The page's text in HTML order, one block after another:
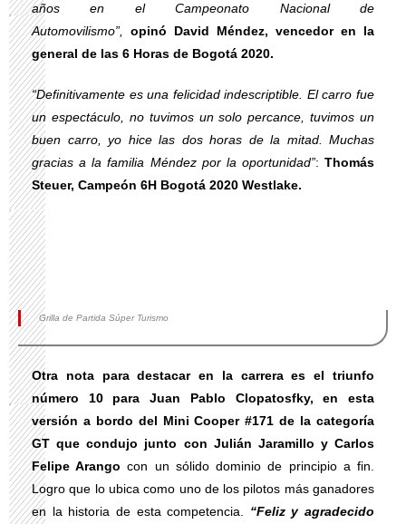
años en el Campeonato Nacional de
Automovilismo”,
opinó David Méndez, vencedor en la
general de las 6 Horas de Bogotá 2020.
“Definitivamente es una felicidad indescriptible. El carro fue
un espectáculo, no tuvimos un solo percance, tuvimos un
buen carro, yo hice las dos horas de la mitad. Muchas
gracias a la familia Méndez por la oportunidad”: Thomás
Steuer, Campeón 6H Bogotá 2020 Westlake.
Grilla de Partida Súper Turismo
Otra nota para destacar en la carrera es el triunfo
número 10 para Juan Pablo Clopatosfky, en esta
versión a bordo del Mini Cooper #171 de la categoría
GT que condujo junto con Julián Jaramillo y Carlos
Felipe Arangocon un sólido dominio de principio a fin.
Logro que lo ubica como uno de los pilotos más ganadores
en la historia de esta competencia.
“Feliz y agradecido